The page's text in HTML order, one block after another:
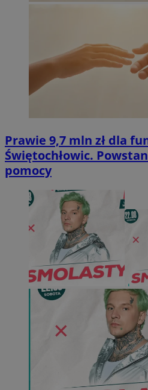
Prawie 9,7 mln zł dla
Świętochłowic.
pomocy